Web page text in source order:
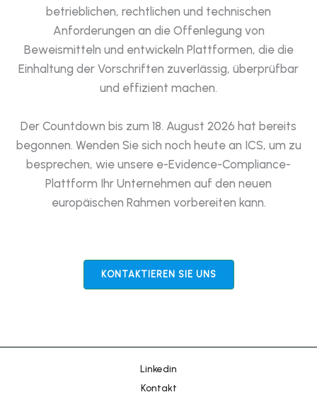
betrieblichen, rechtlichen und technischen
Anforderungen an die Offenlegung von
Beweismitteln und entwickeln Plattformen, die die
Einhaltung der Vorschriften zuverlässig, überprüfbar
und effizient machen.
Der Countdown bis zum 18. August 2026 hat bereits
begonnen. Wenden Sie sich noch heute an ICS, um zu
besprechen, wie unsere e-Evidence-Compliance-
Plattform Ihr Unternehmen auf den neuen
europäischen Rahmen vorbereiten kann.
KONTAKTIEREN SIE UNS
Linkedin
Kontakt
Italian
Korean
Portuguese